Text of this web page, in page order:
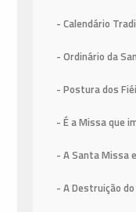
- Calendário
- Ordinário da
- Postura dos
- É a Missa que
- A Santa Missa
- A Destruição